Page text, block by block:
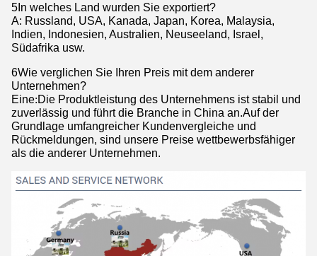
5In welches Land wurden Sie exportiert?
A: Russland, USA, Kanada, Japan, Korea, Malaysia,
Indien, Indonesien, Australien, Neuseeland, Israel,
Südafrika usw.
6Wie verglichen Sie Ihren Preis mit dem anderer
Unternehmen?
Eine:Die Produktleistung des Unternehmens ist stabil und
zuverlässig und führt die Branche in China an.Auf der
Grundlage umfangreicher Kundenvergleiche und
Rückmeldungen, sind unsere Preise wettbewerbsfähiger
als die anderer Unternehmen.